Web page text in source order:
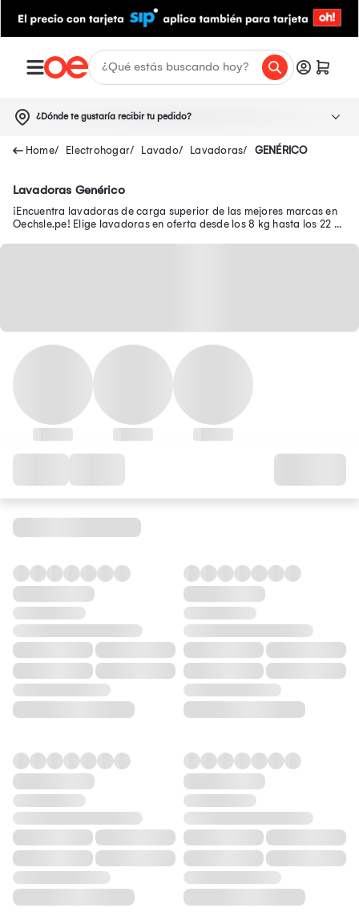
¿Dónde te gustaría recibir tu pedido?
Electrohogar Lavado Lavadoras GENÉRICO
Lavadoras Genérico
¡Encuentra lavadoras de carga superior de las mejores marcas en
Oechsle.pe! Elige lavadoras en oferta desde los 8 kg hasta los 22 kg